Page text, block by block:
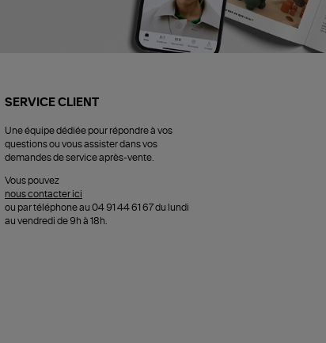
SERVICE CLIENT
Une équipe dédiée pour répondre à vos
questions ou vous assister dans vos
demandes de service après-vente.
Vous pouvez
nous contacter ici
ou par téléphone au 04 91 44 61 67 du lundi
au vendredi de 9h à 18h.